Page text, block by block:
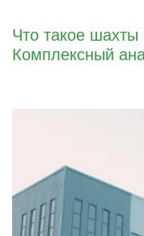
Что такое шахты
Комплексный